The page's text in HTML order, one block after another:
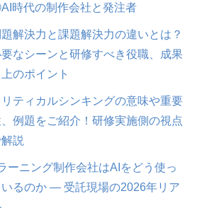
時代の制作会社と発注者
題解決力と課題解決力の違いとは？
要なシーンと研修すべき役職、成果
のポイント
リティカルシンキングの意味や重要
例題をご紹介！研修実施側の視点
説
ーニング制作会社はAIをどう使っ
いるのか — 受託現場の2026年リア